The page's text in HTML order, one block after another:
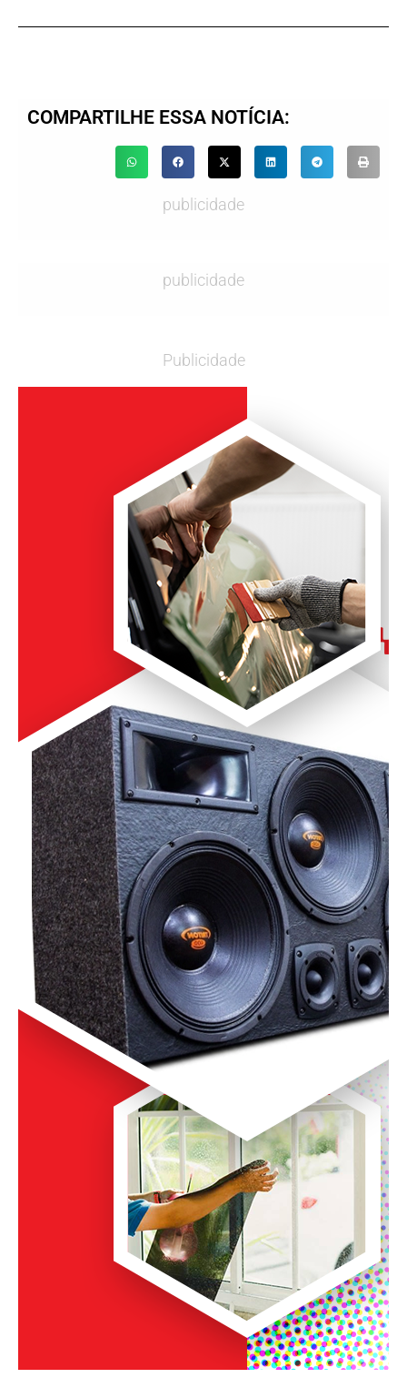
COMPARTILHE ESSA NOTÍCIA:
publicidade
publicidade
Publicidade